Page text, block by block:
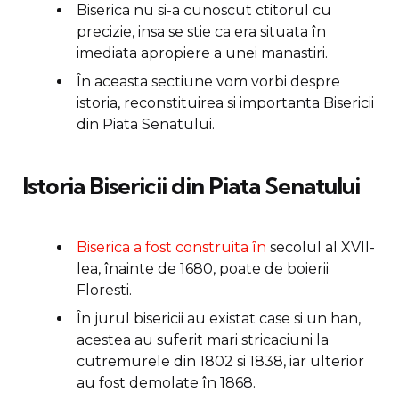
Biserica nu si-a cunoscut ctitorul cu
precizie, insa se stie ca era situata în
imediata apropiere a unei manastiri.
În aceasta sectiune vom vorbi despre
istoria, reconstituirea si importanta Bisericii
din Piata Senatului.
Istoria Bisericii din Piata Senatului
Biserica a fost construita în secolul al XVII-
lea, înainte de 1680, poate de boierii
Floresti.
În jurul bisericii au existat case si un han,
acestea au suferit mari stricaciuni la
cutremurele din 1802 si 1838, iar ulterior
au fost demolate în 1868.